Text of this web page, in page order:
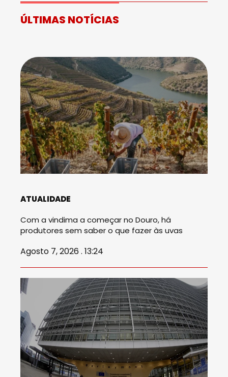
ÚLTIMAS NOTÍCIAS
ATUALIDADE
Com a vindima a começar no Douro, há
produtores sem saber o que fazer às uvas
Agosto 7, 2026 . 13:24